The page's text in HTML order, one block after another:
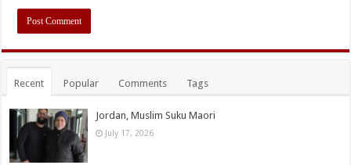
Recent Popular Comments Tags
Jordan, Muslim Suku Maori
July 17, 2026